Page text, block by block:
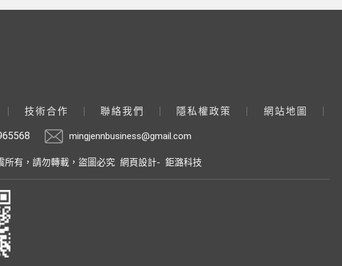
技術合作 聯絡我們 隱私權政策 網站地圖
mingjennbusiness@gmail.com
有， 請勿轉載，盜圖必究 網頁設計- 鉅潞科技